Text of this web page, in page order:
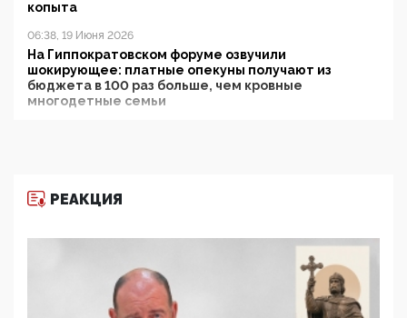
копыта
06:38, 19 Июня 2026
На Гиппократовском форуме озвучили
шокирующее: платные опекуны получают из
бюджета в 100 раз больше, чем кровные
многодетные семьи
11:53, 09 Июня 2026
деятельность ИИТО ЮНЕСКО в России, но
цифроглобалисты продолжают определять
повестку в образовании
09:43, 01 Июня 2026
РЕАКЦИЯ